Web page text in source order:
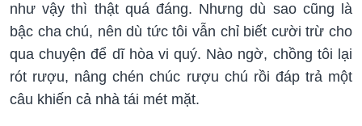
như vậy thì thật quá đáng. Nhưng dù sao cũng là
bậc cha chú, nên dù tức tôi vẫn chỉ biết cười trừ cho
qua chuyện để dĩ hòa vi quý. Nào ngờ, chồng tôi lại
rót rượu, nâng chén chúc rượu chú rồi đáp trả một
câu khiến cả nhà tái mét mặt.